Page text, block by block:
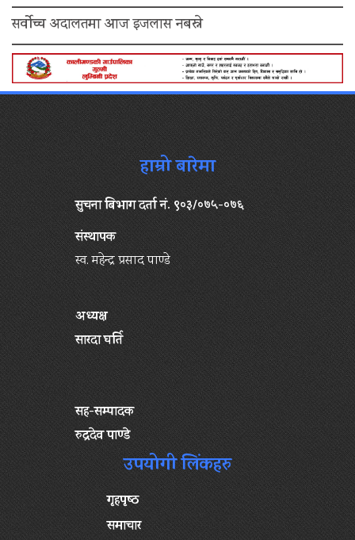
सर्वोच्च अदालतमा आज इजलास नबस्ने
हाम्रो बारेमा
सुचना बिभाग दर्ता नं. ९०३/०७५-०७६
संस्थापक
स्व. महेन्द्र प्रसाद पाण्डे
अध्यक्ष
सारदा घर्ति
सह-सम्पादक
रुद्रदेव पाण्डे
उपयोगी लिंकहरु
गृहपृष्‍ठ
समाचार